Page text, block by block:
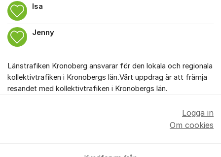
Isa
Jenny
Länstrafiken Kronoberg ansvarar för den lokala och regionala
kollektivtrafiken i Kronobergs län.Vårt uppdrag är att främja
resandet med kollektivtrafiken i Kronobergs län.
Logga in
Om cookies